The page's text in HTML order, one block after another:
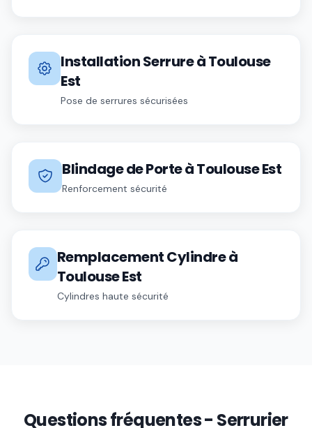
Installation SerrureàToulouse
Est
Pose de serrures sécurisées
Blindage de PorteàToulouse Est
Renforcement sécurité
Remplacement Cylindreà
Toulouse Est
Cylindres haute sécurité
Questions fréquentes - Serrurier